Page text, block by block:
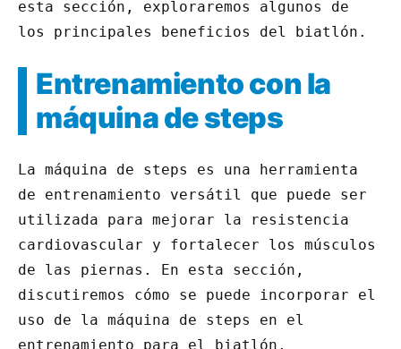
esta sección, exploraremos algunos de
los principales beneficios del biatlón.
Entrenamiento con la
máquina de steps
La máquina de steps es una herramienta
de entrenamiento versátil que puede ser
utilizada para mejorar la resistencia
cardiovascular y fortalecer los músculos
de las piernas. En esta sección,
discutiremos cómo se puede incorporar el
uso de la máquina de steps en el
entrenamiento para el biatlón.